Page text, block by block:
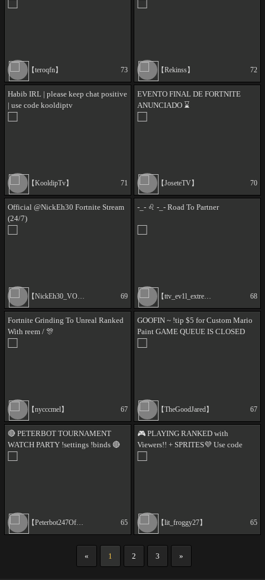
【teroqfn】 73 【Rekinss】 72
Habib IRL | please keep chat positive
| use code kooldiptv
【KooldipTv】 71
EVENTO FINAL DE FORTNITE
ANUNCIADO ⌛
【JoseteTV】 70
Official @NickEh30 Fortnite Stream
(24/7)
【NickEh30_VODs】 69
-_- ♌ -_- Road To Partner
【ttv_ev1l_extreme】 68
Fortnite Grinding To Unreal Ranked
With reem / 🎊
【nycccmel】 67
GOOFIN ~ !tip $5 for Custom Mario
Paint GAME QUEUE IS CLOSED
【TheGoodJared】 67
🔴 PETERBOT TOURNAMENT
WATCH PARTY !settings !binds 🔴
【Peterbot247Official】 65
🎮 PLAYING RANKED with
Viewers!! + SPRITES💜 Use code
【lit_froggy27】 65
« 1 2 3 »